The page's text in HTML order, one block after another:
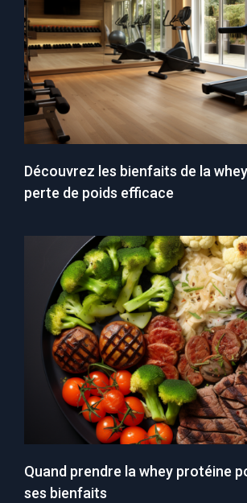
Découvrez les bienfaits de la
perte de poids efficace
Quand prendre la whey protéine
ses bienfaits